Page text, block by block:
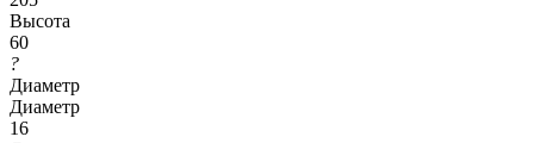
Высота
60
?
Диаметр
Диаметр
16